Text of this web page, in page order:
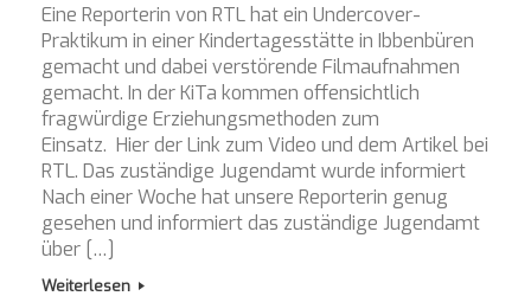
Eine Reporterin von RTL hat ein Undercover-
Praktikum in einer Kindertagesstätte in Ibbenbüren
gemacht und dabei verstörende Filmaufnahmen
gemacht. In der KiTa kommen offensichtlich
fragwürdige Erziehungsmethoden zum
Einsatz. Hier der Link zum Video und dem Artikel bei
RTL. Das zuständige Jugendamt wurde informiert
Nach einer Woche hat unsere Reporterin genug
gesehen und informiert das zuständige Jugendamt
über […]
Weiterlesen